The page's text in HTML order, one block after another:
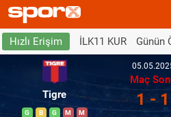
Hızlı Erişim İLK11 KUR Günün
Tigre
G B G M M
Maç
1 - 1